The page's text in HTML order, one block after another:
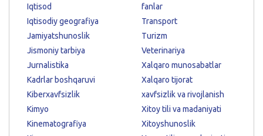
Iqtisod
Iqtisodiy geografiya
Jamiyatshunoslik
Jismoniy tarbiya
Jurnalistika
Kadrlar boshqaruvi
Kiberxavfsizlik
Kimyo
Kinematografiya
fanlar
Transport
Turizm
Veterinariya
Xalqaro munosabatlar
Xalqaro tijorat
xavfsizlik va rivojlanish
Xitoy tili va madaniyati
Xitoyshunoslik